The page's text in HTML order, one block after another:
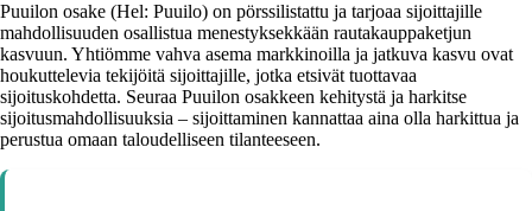
Puuilon osake (Hel: Puuilo) on pörssilistattu ja tarjoaa sijoittajille
mahdollisuuden osallistua menestyksekkään rautakauppaketjun
kasvuun. Yhtiömme vahva asema markkinoilla ja jatkuva kasvu ovat
houkuttelevia tekijöitä sijoittajille, jotka etsivät tuottavaa
sijoituskohdetta. Seuraa Puuilon osakkeen kehitystä ja harkitse
sijoitusmahdollisuuksia – sijoittaminen kannattaa aina olla harkittua ja
perustua omaan taloudelliseen tilanteeseen.